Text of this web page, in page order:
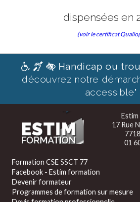
dispensées en
(voir le certificat
Handicap ou
découvrez notre
accessible"
17 Rue
01
Formation CSE SSCT 77
Facebook - Estim formation
Devenir formateur
Programmes de formation sur mesure